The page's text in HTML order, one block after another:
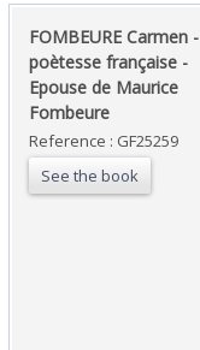
‎FOMBEURE Carmen -
poètesse française -
Epouse de Maurice
Fombeure ‎
Reference : GF25259
See the book